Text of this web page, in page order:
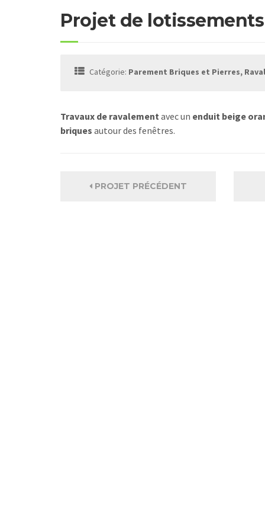
Projet de
Catégorie: Parement Briques et Pierres,
Travaux de ravalement avec un enduit beige
briques autour des fenêtres.
PROJET PRÉCÉDENT